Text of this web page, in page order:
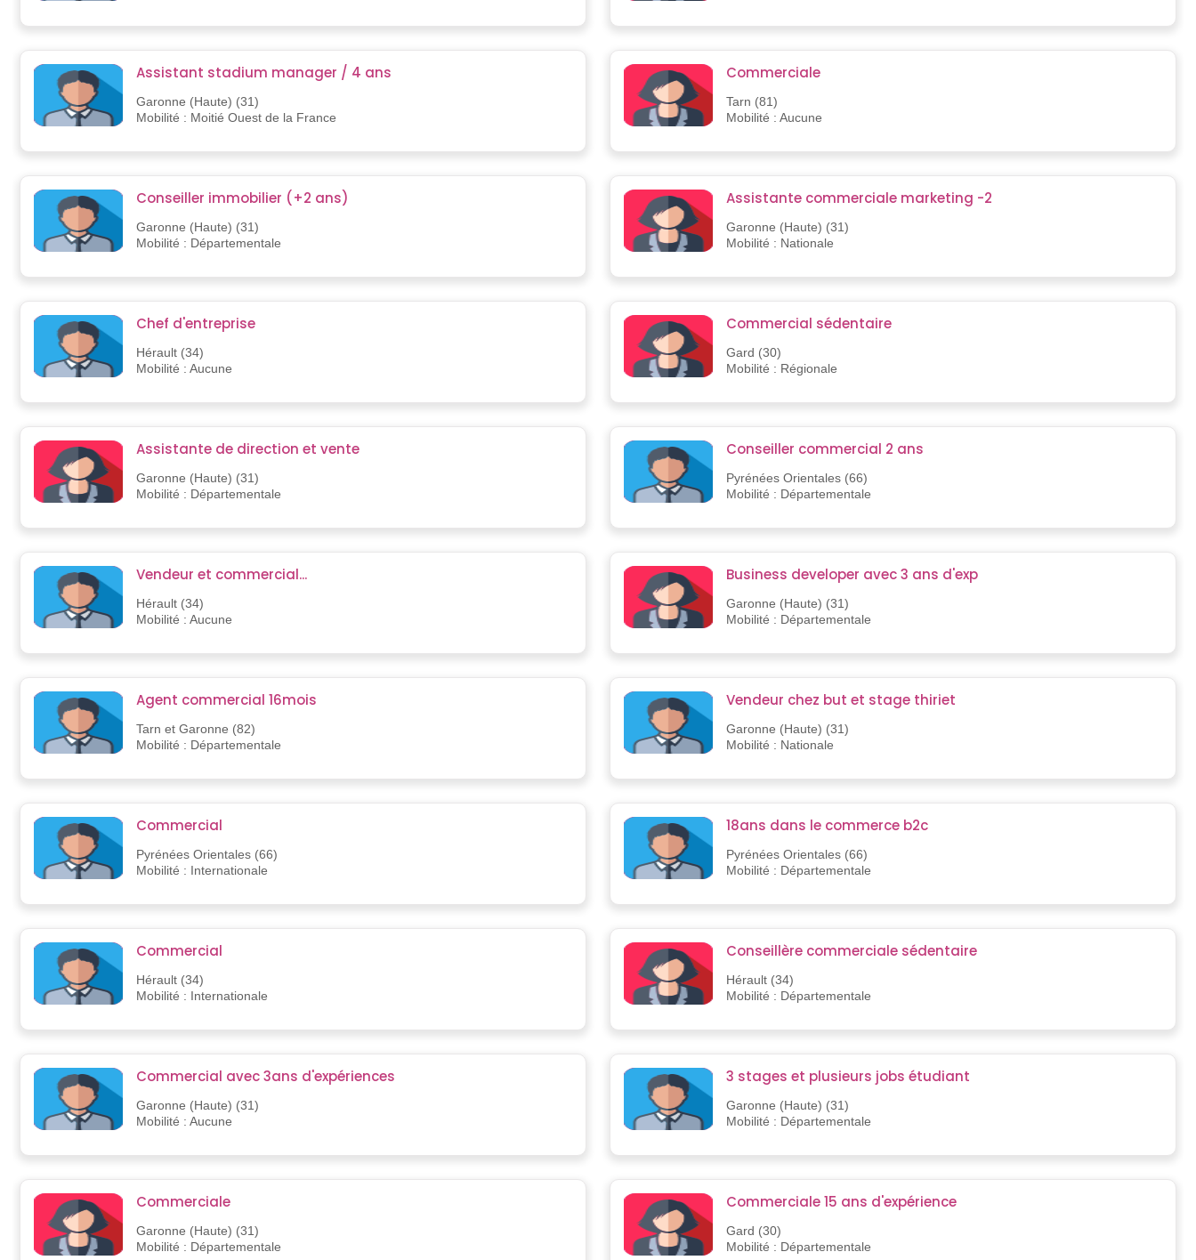
Assistant stadium manager / 4 ans
Garonne (Haute) (31)
Mobilité : Moitié Ouest de la France
Commerciale
Tarn (81)
Mobilité : Aucune
Conseiller immobilier (+2 ans)
Garonne (Haute) (31)
Mobilité : Départementale
Assistante commerciale marketing -2
Garonne (Haute) (31)
Mobilité : Nationale
Chef d'entreprise
Hérault (34)
Mobilité : Aucune
Commercial sédentaire
Gard (30)
Mobilité : Régionale
Assistante de direction et vente
Garonne (Haute) (31)
Mobilité : Départementale
Conseiller commercial 2 ans
Pyrénées Orientales (66)
Mobilité : Départementale
Vendeur et commercial...
Hérault (34)
Mobilité : Aucune
Business developer avec 3 ans d'exp
Garonne (Haute) (31)
Mobilité : Départementale
Agent commercial 16mois
Tarn et Garonne (82)
Mobilité : Départementale
Vendeur chez but et stage thiriet
Garonne (Haute) (31)
Mobilité : Nationale
Commercial
Pyrénées Orientales (66)
Mobilité : Internationale
18ans dans le commerce b2c
Pyrénées Orientales (66)
Mobilité : Départementale
Commercial
Hérault (34)
Mobilité : Internationale
Conseillère commerciale sédentaire
Hérault (34)
Mobilité : Départementale
Commercial avec 3ans d'expériences
Garonne (Haute) (31)
Mobilité : Aucune
3 stages et plusieurs jobs étudiant
Garonne (Haute) (31)
Mobilité : Départementale
Commerciale
Garonne (Haute) (31)
Mobilité : Départementale
Commerciale 15 ans d'expérience
Gard (30)
Mobilité : Départementale